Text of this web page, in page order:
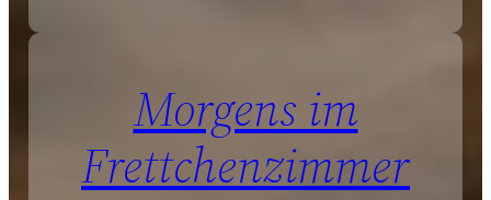
Morgens im
Frettchenzimmer